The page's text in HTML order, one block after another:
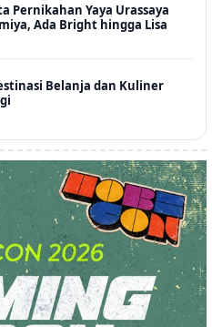
Pernikahan Yaya Urassaya
Ada Bright hingga Lisa
Belanja dan Kuliner